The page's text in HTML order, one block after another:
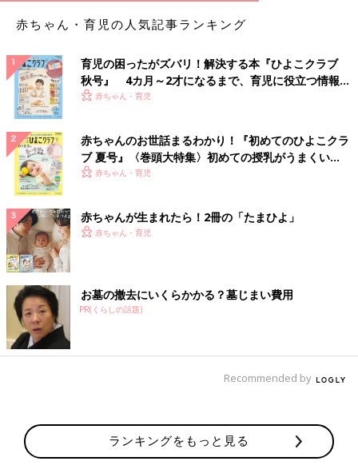
赤ちゃん・育児の人気記事ランキング
育児の困ったがズバリ！解決する本『ひよこクラブ
秋号』 4カ月～2才になるまで、育児に役立つ情報が
いっぱい！
赤ちゃん・育児
赤ちゃんのお世話まるわかり！『初めてのひよこクラ
ブ 夏号』〈巻頭大特集〉初めての授乳がうまくい
く！ おっぱい・ミルクの基本と夏のトラブル 解決テ
赤ちゃん・育児
赤ちゃんが生まれたら！2冊の「たまひよ」
赤ちゃん・育児
お墓の撤去にいくらかかる？墓じまい費用
PR(くらしの話題)
Recommended by
ランキングをもっと見る